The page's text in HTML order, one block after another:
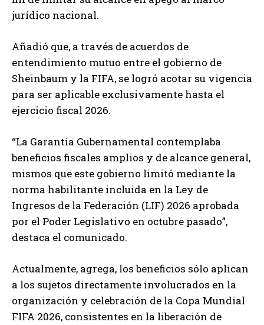
jurídico nacional.
Añadió que, a través de acuerdos de
entendimiento mutuo entre el gobierno de
Sheinbaum y la FIFA, se logró acotar su vigencia
para ser aplicable exclusivamente hasta el
ejercicio fiscal 2026.
“La Garantía Gubernamental contemplaba
beneficios fiscales amplios y de alcance general,
mismos que este gobierno limitó mediante la
norma habilitante incluida en la Ley de
Ingresos de la Federación (LIF) 2026 aprobada
por el Poder Legislativo en octubre pasado”,
destaca el comunicado.
Actualmente, agrega, los beneficios sólo aplican
a los sujetos directamente involucrados en la
organización y celebración de la Copa Mundial
FIFA 2026, consistentes en la liberación de